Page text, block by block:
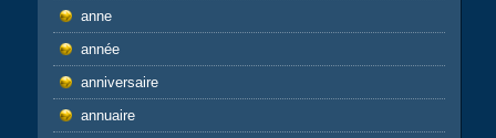
anne
année
anniversaire
annuaire